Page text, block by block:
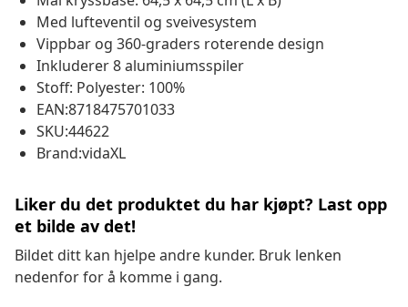
Med lufteventil og sveivesystem
Vippbar og 360-graders roterende design
Inkluderer 8 aluminiumsspiler
Stoff: Polyester: 100%
EAN:8718475701033
SKU:44622
Brand:vidaXL
Liker du det produktet du har kjøpt? Last opp
et bilde av det!
Bildet ditt kan hjelpe andre kunder. Bruk lenken
nedenfor for å komme i gang.